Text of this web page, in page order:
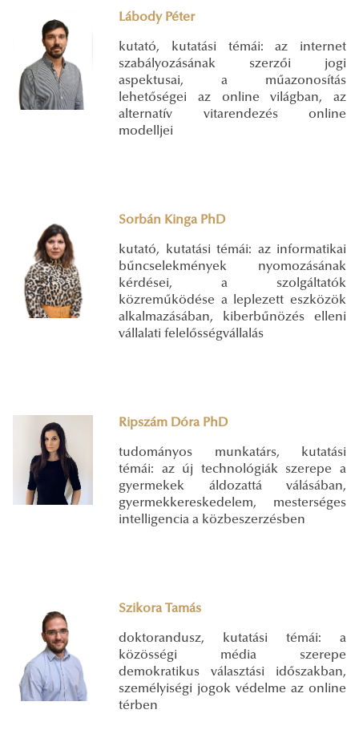
Lábody Péter
kutató, kutatási témái: az internet
szabályozásának szerzői jogi
aspektusai, a műazonosítás
lehetőségei az online világban, az
alternatív vitarendezés online
modelljei
Sorbán Kinga PhD
kutató, kutatási témái: az informatikai
bűncselekmények nyomozásának
kérdései, a szolgáltatók
közreműködése a leplezett eszközök
alkalmazásában, kiberbűnözés elleni
vállalati felelősségvállalás
Ripszám Dóra PhD
tudományos munkatárs, kutatási
témái: az új technológiák szerepe a
gyermekek áldozattá válásában,
gyermekkereskedelem, mesterséges
intelligencia a közbeszerzésben
Szikora Tamás
doktorandusz, kutatási témái: a
közösségi média szerepe
demokratikus választási időszakban,
személyiségi jogok védelme az online
térben